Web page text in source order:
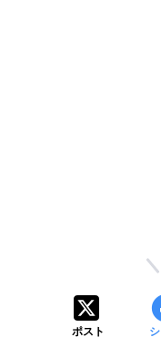
ポスト